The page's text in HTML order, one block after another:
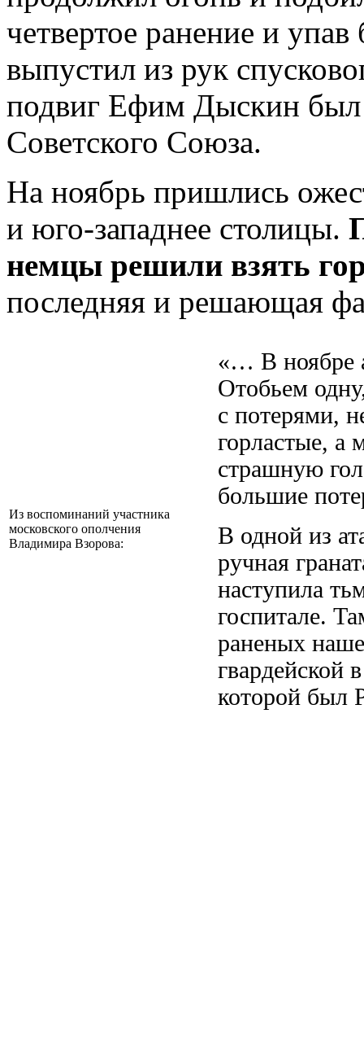
четвертое ранение и упав
выпустил из рук
подвиг Ефим Дыскин был
Советского Союза.
На ноябрь пришлись
и юго-западнее столицы.
немцы решили взять
последняя и решающая
Из воспоминаний участника
московского ополчения
Владимира Взорова:
«… В ноябре
Отобьем
с потерями,
горластые, а
страшную
большие
В одной из
ручная
наступила
госпитале.
раненых
гвардейской
которой был